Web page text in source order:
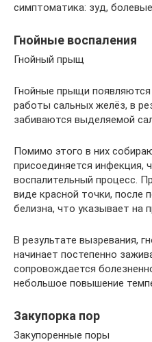
симптоматика: зуд,
Гнойные воспаления
Гнойный прыщ
Гнойные прыщи появляются
работы сальных желёз, в
забиваются выделяемой
Помимо этого в них
присоединяется инфекция,
воспалительный процесс.
виде красной точки, после
белизна, что указывает на
В результате вызревания,
начинает постепенно
сопровождается
небольшое повышение
Закупорка пор
Закупоренные поры